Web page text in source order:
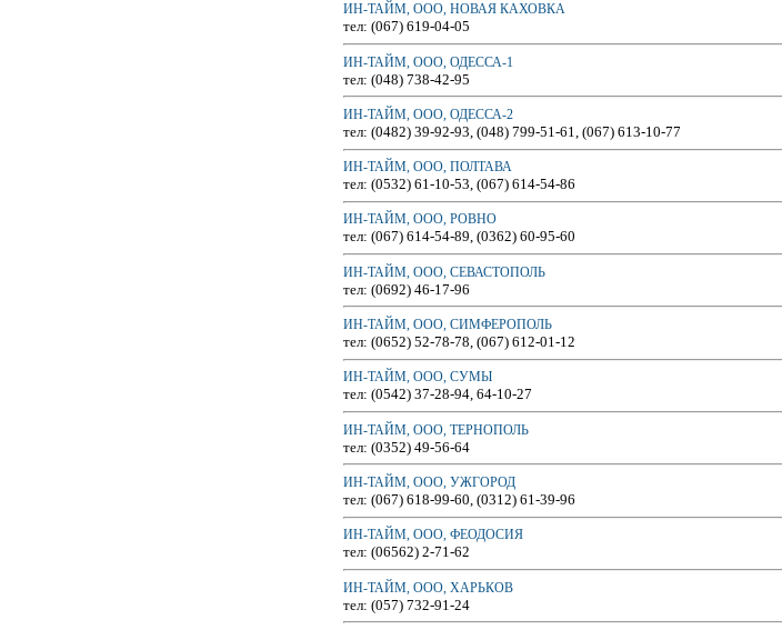
ИН-ТАЙМ, ООО, НОВАЯ КАХОВКА
тел: (067) 619-04-05
ИН-ТАЙМ, ООО, ОДЕССА-1
тел: (048) 738-42-95
ИН-ТАЙМ, ООО, ОДЕССА-2
тел: (0482) 39-92-93, (048) 799-51-61, (067) 613-10-77
ИН-ТАЙМ, ООО, ПОЛТАВА
тел: (0532) 61-10-53, (067) 614-54-86
ИН-ТАЙМ, ООО, РОВНО
тел: (067) 614-54-89, (0362) 60-95-60
ИН-ТАЙМ, ООО, СЕВАСТОПОЛЬ
тел: (0692) 46-17-96
ИН-ТАЙМ, ООО, СИМФЕРОПОЛЬ
тел: (0652) 52-78-78, (067) 612-01-12
ИН-ТАЙМ, ООО, СУМЫ
тел: (0542) 37-28-94, 64-10-27
ИН-ТАЙМ, ООО, ТЕРНОПОЛЬ
тел: (0352) 49-56-64
ИН-ТАЙМ, ООО, УЖГОРОД
тел: (067) 618-99-60, (0312) 61-39-96
ИН-ТАЙМ, ООО, ФЕОДОСИЯ
тел: (06562) 2-71-62
ИН-ТАЙМ, ООО, ХАРЬКОВ
тел: (057) 732-91-24